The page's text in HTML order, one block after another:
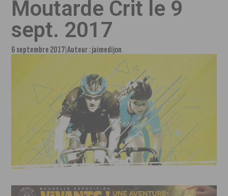
Moutarde Crit le 9
sept. 2017
6 septembre 2017 Auteur :jaimedijon